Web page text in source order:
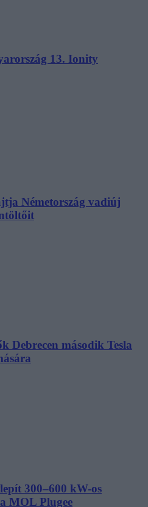
13. Ionity
Németország vadiúj
Debrecen második Tesla
300–600 kW-os
MOL Plugee